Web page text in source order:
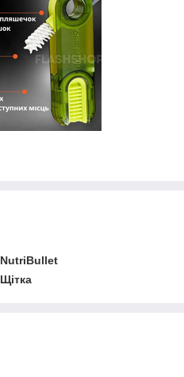
NutriBullet
Щітка